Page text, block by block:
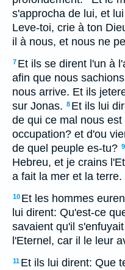
s'approcha de lui, et
Leve-toi, crie à ton
il à nous, et nous ne
7 Et ils se dirent l'un à
afin que nous
nous arrive. Et ils
sur Jonas. 8 Et ils lui
de qui ce mal nous
occupation? et d'ou
de quel peuple es-tu? 9
Hebreu, et je crains
a fait la mer et la terre.
10 Et les hommes
lui dirent: Qu'est-ce
savaient qu'il
l'Eternel, car il le leur
11 Et ils lui dirent: Que